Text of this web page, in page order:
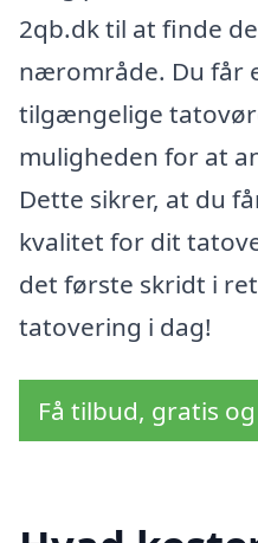
2qb.dk til at finde
nærområde. Du får
tilgængelige
muligheden for at
Dette sikrer, at du
kvalitet for dit
det første skridt i
tatovering i dag!
Få tilbud, gratis